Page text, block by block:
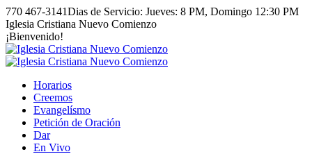
Skip
to
content
770 467-3141Dias de Servicio: Jueves: 8 PM, Domingo 12:30 PM
Facebook
page
opens
in
window
Instagram
page
opens
in
window
Iglesia Cristiana Nuevo Comienzo
¡Bienvenido!
Horarios
Creemos
Evangelísmo
Petición de Oración
Dar
En Vivo